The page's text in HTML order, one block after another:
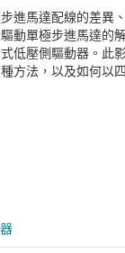
進馬達配線的差異
動單極步進馬達的
低壓側驅動器。此
方法，以及如何以